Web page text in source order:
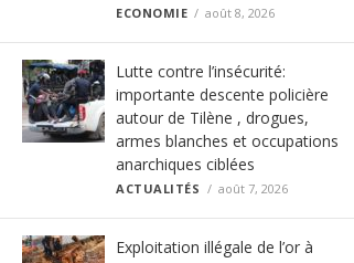
ECONOMIE août 8, 2026
Lutte contre l’insécurité:
importante descente policière
autour de Tilène , drogues,
armes blanches et occupations
anarchiques ciblées
ACTUALITÉS août 7, 2026
Exploitation illégale de l’or à